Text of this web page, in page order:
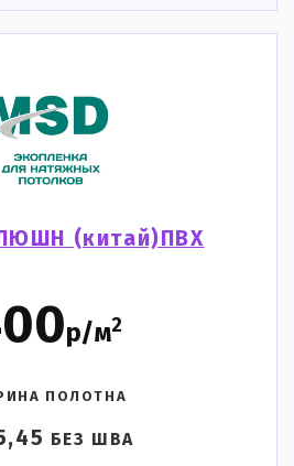
(китай)ПВХ
р/м2
ПОЛОТНА
БЕЗ ШВА